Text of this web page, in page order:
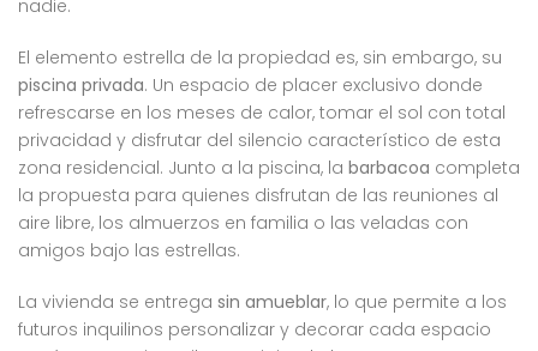
nadie.
El elemento estrella de la propiedad es, sin embargo, su
piscina privada. Un espacio de placer exclusivo donde
refrescarse en los meses de calor, tomar el sol con total
privacidad y disfrutar del silencio característico de esta
zona residencial. Junto a la piscina, la barbacoa completa
la propuesta para quienes disfrutan de las reuniones al
aire libre, los almuerzos en familia o las veladas con
amigos bajo las estrellas.
La vivienda se entrega sin amueblar, lo que permite a los
futuros inquilinos personalizar y decorar cada espacio